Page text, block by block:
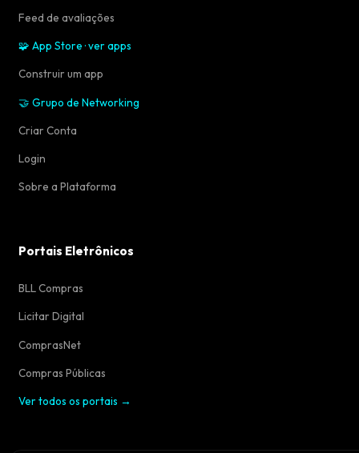
Feed de avaliações
🧩 App Store · ver apps
Construir um app
🤝 Grupo de Networking
Criar Conta
Login
Sobre a Plataforma
Portais Eletrônicos
BLL Compras
Licitar Digital
ComprasNet
Compras Públicas
Ver todos os portais →